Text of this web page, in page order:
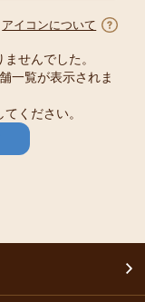
アイコンについて
せんでした。
一覧が表示されま
ください。